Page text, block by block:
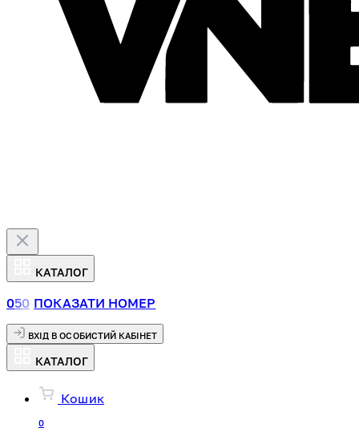
КАТАЛОГ
050 ПОКАЗАТИ НОМЕР
ВХІД В ОСОБИСТИЙ КАБІНЕТ
КАТАЛОГ
Кошик
0